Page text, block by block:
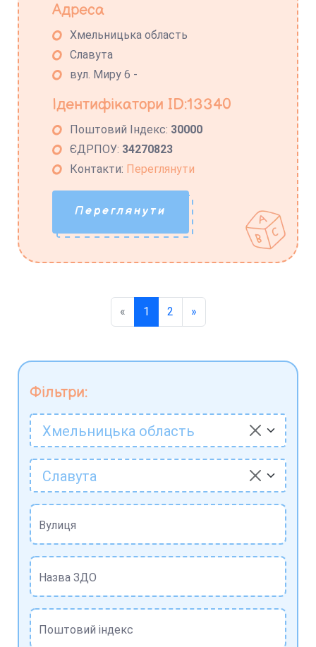
Фільтри:
Хмельницька область
Славута
Вулиця
Назва ЗДО
Поштовий індекс
Адреса
Хмельницька область
Славута
вул. Миру 6 -
Ідентифікатори ID:13340
Поштовий Індекс: 30000
ЄДРПОУ: 34270823
Контакти: Переглянути
Переглянути
« 1 2 »